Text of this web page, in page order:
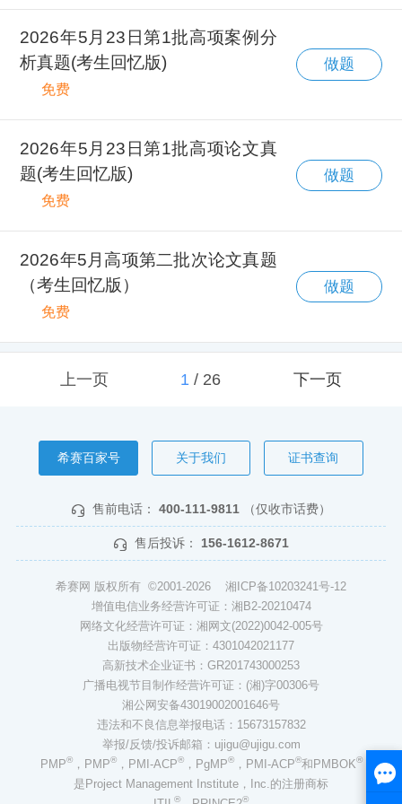
2026年5月23日第1批高项案例分
析真题(考生回忆版)
免费
做题
2026年5月23日第1批高项论文真
题(考生回忆版)
免费
做题
2026年5月高项第二批次论文真题
（考生回忆版）
免费
做题
上一页 1/ 26 下一页
希赛百家号 关于我们 证书查询
售前电话： 400-111-9811 （仅收市话费）
售后投诉： 156-1612-8671
希赛网 版权所有 ©2001-2026 湘ICP备10203241号-12
增值电信业务经营许可证：湘B2-20210474
网络文化经营许可证：湘网文(2022)0042-005号
出版物经营许可证：4301042021177
高新技术企业证书：GR201743000253
广播电视节目制作经营许可证：(湘)字00306号
湘公网安备43019002001646号
违法和不良信息举报电话：15673157832
举报/反馈/投诉邮箱：ujigu@ujigu.com
PMP®，PMP®，PMI-ACP®，PgMP®，PMI-ACP®和PMBOK®
是Project Management Institute，Inc.的注册商标
® ®